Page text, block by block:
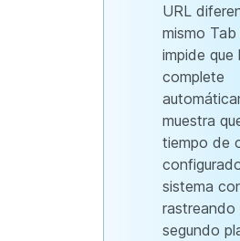
URL
mismo
impide
complete
muestra
tiempo de
sistema
rastreando
segundo